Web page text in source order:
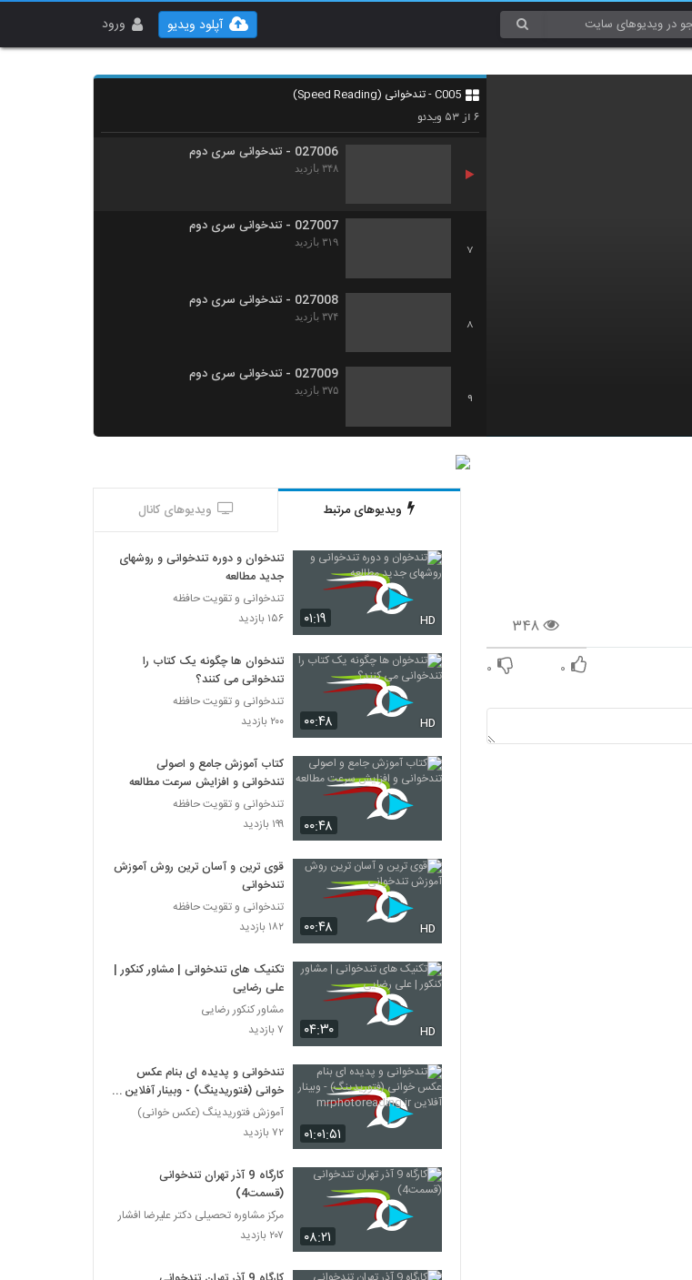
ورود آپلود ویدیو
C005 - تندخوانی (Speed Reading)
۶از ۵۳ ویدئو
5
027005 - تندخوانی سری اول
۳۳۲ بازدید
027006 - تندخوانی سری دوم
۳۴۸ بازدید
7
027007 - تندخوانی سری دوم
۳۱۹ بازدید
8
027008 - تندخوانی سری دوم
۳۷۴ بازدید
9
027009 - تندخوانی سری دوم
۳۷۵ بازدید
10
027011 - تندخوانی سری سوم
027012 - تندخوانی سری سوم
۳۳۱ بازدید
027013 - تندخوانی سری سوم
۳۷۰ بازدید
۴۲۱ بازدید
027015 - تندخوانی سری سوم
۳۵۴ بازدید
027016 - تندخوانی سری چهارم
027017 - تندخوانی سری چهارم
۳۳۴ بازدید
027018 - تندخوانی سری چهارم
۳۳۴ بازدید
027020 - تندخوانی سری چهارم
۴۲۰ بازدید
۳۴۸
۰ ۰
ویدیوهای مرتبط ویدیوهای کانال
۰۱:۱۹ HD
تندخوان و دوره تندخوانی و روشهای
جدید مطالعه
تندخوانی و تقویت حافظه
۱۵۶ بازدید
۰۰:۴۸ HD
تندخوان ها چگونه یک کتاب را
تندخوانی می کنند؟
تندخوانی و تقویت حافظه
۲۰۰ بازدید
۰۰:۴۸
کتاب آموزش جامع و اصولی
تندخوانی و افزایش سرعت مطالعه
تندخوانی و تقویت حافظه
۱۹۹ بازدید
۰۰:۴۸ HD
قوی ترین و آسان ترین روش آموزش
تندخوانی
تندخوانی و تقویت حافظه
۱۸۲ بازدید
۰۴:۳۰ HD
تکنیک های تندخوانی | مشاور کنکور |
علی رضایی
مشاور کنکور رضایی
۷ بازدید
۰۱:۰۱:۵۱
تندخوانی و پدیده ای بنام عکس
خوانی (فتوریدینگ) - وبینار آفلاین
mrphotoreading.ir
آموزش فتوریدینگ (عکس خوانی)
۷۲ بازدید
۰۸:۲۱
کارگاه 9 آذر تهران تندخوانی
(قسمت4)
مرکز مشاوره تحصیلی دکتر علیرضا افشار
۲۰۷ بازدید